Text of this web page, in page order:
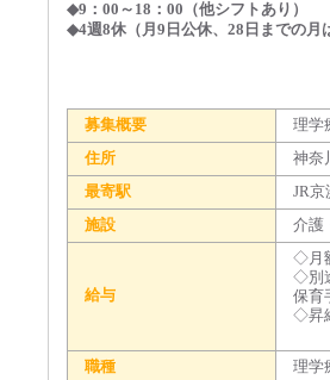
◆9：00～18：00（他シフトあり）
◆4週8休（月9日公休、28日までの月
募集概要
理学
住所
神奈
最寄駅
JR
施設
介護
給与
◇月
◇別
保育
◇昇
職種 理学